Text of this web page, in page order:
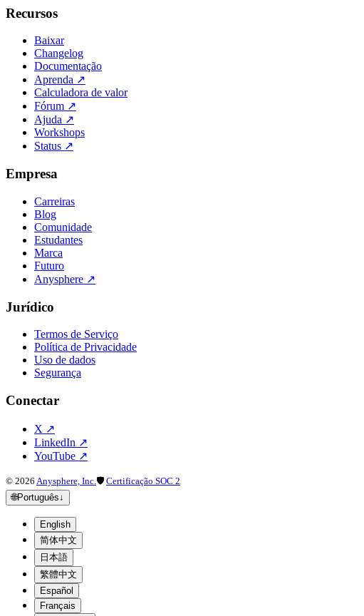
Recursos
Baixar
Changelog
Documentação
Aprenda ↗
Calculadora de valor
Fórum ↗
Ajuda ↗
Workshops
Status ↗
Empresa
Carreiras
Blog
Comunidade
Estudantes
Marca
Futuro
Anysphere ↗
Jurídico
Termos de Serviço
Política de Privacidade
Uso de dados
Segurança
Conectar
X ↗
LinkedIn ↗
YouTube ↗
© 2026 Anysphere, Inc. 🛡 Certificação SOC 2
🌐Português↓
English
简体中文
日本語
繁體中文
Español
Français